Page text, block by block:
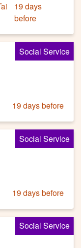
19 days
before
Social Service
19 days before
Social Service
19 days before
Social Service